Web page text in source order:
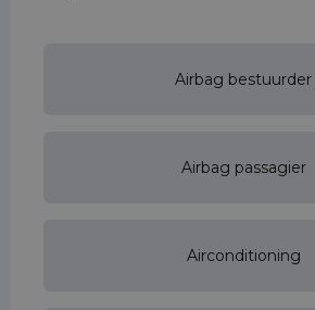
Airbag bestuurder
Airbag passagier
Airconditioning